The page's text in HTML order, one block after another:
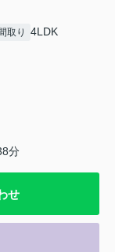
取り 4LDK
分
せ